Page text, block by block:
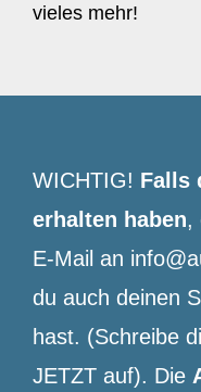
vieles mehr!
WICHTIG! Falls
erhalten haben,
E-Mail an
du auch deinen
hast. (Schreibe
JETZT auf). Die